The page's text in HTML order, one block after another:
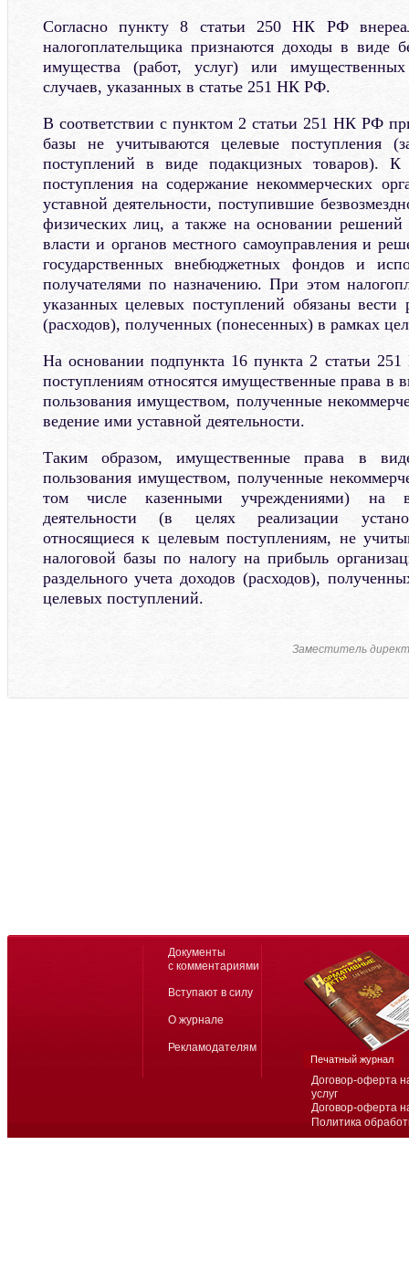
Согласно пункту 8 статьи 250 НК РФ
налогоплательщика признаются доходы в виде
имущества (работ, услуг) или
случаев, указанных в статье 251 НК РФ.
В соответствии с пунктом 2 статьи 251 НК РФ
базы не учитываются целевые поступления
поступлений в виде подакцизных товаров). К
поступления на содержание некоммерческих
уставной деятельности, поступившие
физических лиц, а также на основании решений
власти и органов местного самоуправления и
государственных внебюджетных фондов и
получателями по назначению. При этом
указанных целевых поступлений обязаны вести
(расходов), полученных (понесенных) в рамках
На основании подпункта 16 пункта 2 статьи
поступлениям относятся имущественные права в
пользования имуществом, полученные
ведение ими уставной деятельности.
Таким образом, имущественные права в виде
пользования имуществом, полученные
том числе казенными учреждениями) на
деятельности (в целях реализации
относящиеся к целевым поступлениям, не
налоговой базы по налогу на прибыль
раздельного учета доходов (расходов),
целевых поступлений.
Заместитель
Договор-оферта
услуг
Договор-оферта
Политика
Документы
с комментариями
Вступают в силу
О журнале
Рекламодателям
Печатный журнал